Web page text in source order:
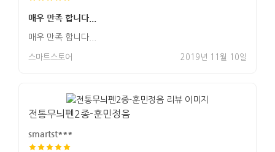
매우 만족 합니다...
매우 만족 합니다...
스마트스토어 2019년 11월 10일
전통무늬펜2종-훈민정음
smartst***